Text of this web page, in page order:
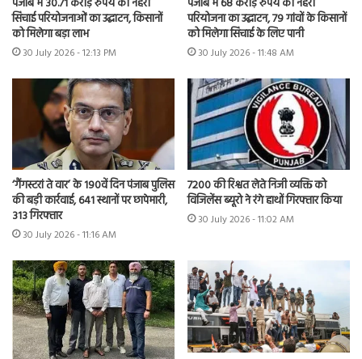
सिंचाई परियोजनाओं का उद्घाटन, किसानों
को मिलेगा बड़ा लाभ
30 July 2026 - 12:13 PM
परियोजना का उद्घाटन, 79 गांवों के किसानों
को मिलेगा सिंचाई के लिए पानी
30 July 2026 - 11:48 AM
‘गैंगस्टरां ते वार’ के 190वें दिन पंजाब पुलिस
की बड़ी कार्रवाई, 641 स्थानों पर छापेमारी,
313 गिरफ्तार
30 July 2026 - 11:16 AM
7200 की रिश्वत लेते निजी व्यक्ति को
विजिलेंस ब्यूरो ने रंगे हाथों गिरफ्तार किया
30 July 2026 - 11:02 AM